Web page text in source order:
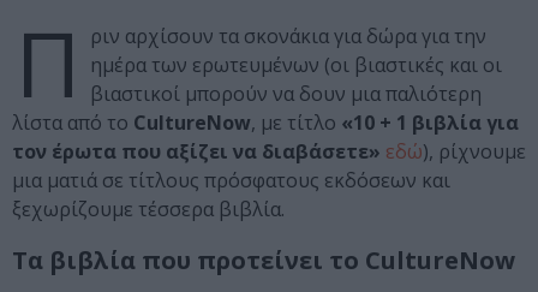
Π
ριν αρχίσουν τα σκονάκια για δώρα για την
ημέρα των ερωτευμένων (οι βιαστικές και οι
βιαστικοί μπορούν να δουν μια παλιότερη
λίστα από το CultureNow, με τίτλο «10 + 1 βιβλία για
τον έρωτα που αξίζει να διαβάσετε» εδώ), ρίχνουμε
μια ματιά σε τίτλους πρόσφατους εκδόσεων και
ξεχωρίζουμε τέσσερα βιβλία.
Τα βιβλία που προτείνει το CultureNow